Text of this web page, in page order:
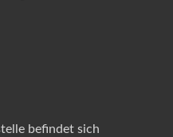
befindet sich